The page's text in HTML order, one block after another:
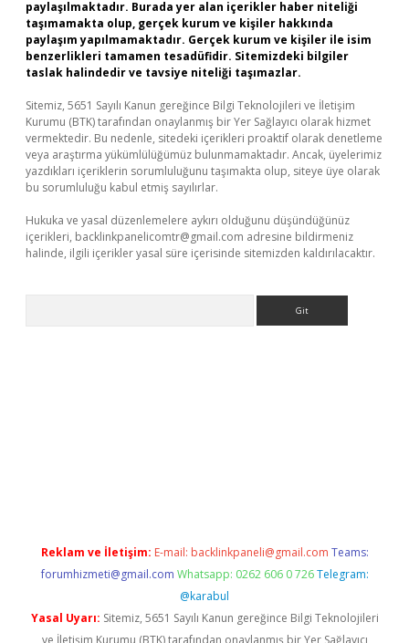
paylaşılmaktadır. Burada yer alan içerikler haber niteliği
taşımamakta olup, gerçek kurum ve kişiler hakkında
paylaşım yapılmamaktadır. Gerçek kurum ve kişiler ile isim
benzerlikleri tamamen tesadüfidir. Sitemizdeki bilgiler
taslak halindedir ve tavsiye niteliği taşımazlar.
Sitemiz, 5651 Sayılı Kanun gereğince Bilgi Teknolojileri ve İletişim
Kurumu (BTK) tarafından onaylanmış bir Yer Sağlayıcı olarak hizmet
vermektedir. Bu nedenle, sitedeki içerikleri proaktif olarak denetleme
veya araştırma yükümlülüğümüz bulunmamaktadır. Ancak, üyelerimiz
yazdıkları içeriklerin sorumluluğunu taşımakta olup, siteye üye olarak
bu sorumluluğu kabul etmiş sayılırlar.
Hukuka ve yasal düzenlemelere aykırı olduğunu düşündüğünüz
içerikleri, backlinkpanelicomtr@gmail.com adresine bildirmeniz
halinde, ilgili içerikler yasal süre içerisinde sitemizden kaldırılacaktır.
Reklam ve İletişim: E-mail: backlinkpaneli@gmail.com Teams:
forumhizmeti@gmail.com Whatsapp: 0262 606 0 726 Telegram:
@karabul
Yasal Uyarı: Sitemiz, 5651 Sayılı Kanun gereğince Bilgi Teknolojileri
ve İletişim Kurumu (BTK) tarafından onaylanmış bir Yer Sağlayıcı